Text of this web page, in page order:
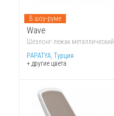
Wave
Шезлонг-лежак металлический
PAPATYA, Турция
+ другие цвета
В шоу-руме